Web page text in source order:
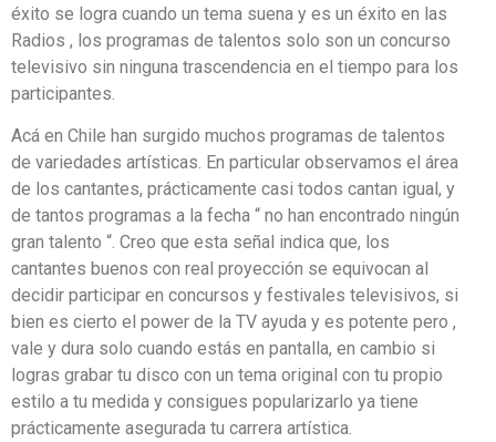
éxito se logra cuando un tema suena y es un éxito en las
Radios , los programas de talentos solo son un concurso
televisivo sin ninguna trascendencia en el tiempo para los
participantes.
Acá en Chile han surgido muchos programas de talentos
de variedades artísticas. En particular observamos el área
de los cantantes, prácticamente casi todos cantan igual, y
de tantos programas a la fecha “ no han encontrado ningún
gran talento “. Creo que esta señal indica que, los
cantantes buenos con real proyección se equivocan al
decidir participar en concursos y festivales televisivos, si
bien es cierto el power de la TV ayuda y es potente pero ,
vale y dura solo cuando estás en pantalla, en cambio si
logras grabar tu disco con un tema original con tu propio
estilo a tu medida y consigues popularizarlo ya tiene
prácticamente asegurada tu carrera artística.